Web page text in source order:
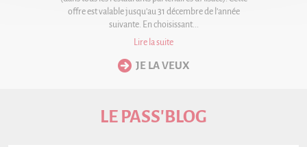
offre est valable jusqu’au 31 décembre de l’année
suivante. En choisissant...
Lire la suite
LE PASS'BLOG